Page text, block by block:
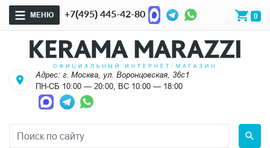
МЕНЮ +7(495) 445-42-80 0
Адрес: г. Москва, ул. Воронцовская, 36с1
ПН-СБ 10:00 — 20:00, ВС 10:00 — 18:00